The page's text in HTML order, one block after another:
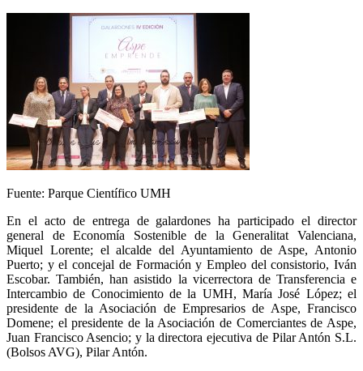
Fuente: Parque Científico UMH
En el acto de entrega de galardones ha participado el director
general de Economía Sostenible de la Generalitat Valenciana,
Miquel Lorente; el alcalde del Ayuntamiento de Aspe, Antonio
Puerto; y el concejal de Formación y Empleo del consistorio, Iván
Escobar. También, han asistido la vicerrectora de Transferencia e
Intercambio de Conocimiento de la UMH, María José López; el
presidente de la Asociación de Empresarios de Aspe, Francisco
Domene; el presidente de la Asociación de Comerciantes de Aspe,
Juan Francisco Asencio; y la directora ejecutiva de Pilar Antón S.L.
(Bolsos AVG), Pilar Antón.